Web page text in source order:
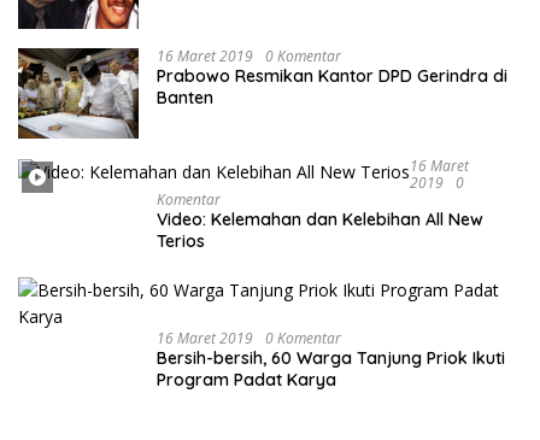
16 Maret 2019 0 Komentar
Prabowo Resmikan Kantor DPD Gerindra di
Banten
16 Maret
2019 0
Komentar
Video: Kelemahan dan Kelebihan All New
Terios
16 Maret 2019 0 Komentar
Bersih-bersih, 60 Warga Tanjung Priok Ikuti
Program Padat Karya